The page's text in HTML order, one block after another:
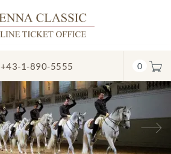
+43-1-890-5555 0